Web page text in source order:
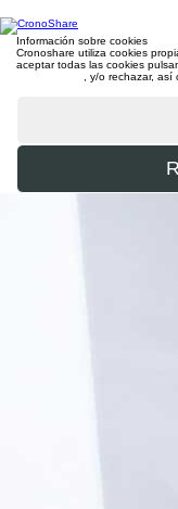
Información sobre cookies
Cronoshare utiliza cookies
aceptar todas las cookies
, y/o rechazar,